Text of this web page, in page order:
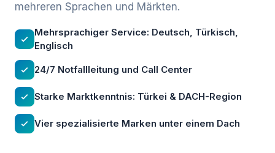
mehreren Sprachen und Märkten.
Mehrsprachiger Service: Deutsch, Türkisch,
Englisch
24/7 Notfallleitung und Call Center
Starke Marktkenntnis: Türkei & DACH-Region
Vier spezialisierte Marken unter einem Dach